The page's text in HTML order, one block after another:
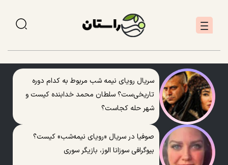
سریال رویای نیمه شب مربوط به کدام دوره
تاریخی‌ست؟ سلطان محمد خدابنده کیست و
شهر حله کجاست؟
صوفیا در سریال «رویای نیمه‌شب» کیست؟
بیوگرافی سوزانا الوز، بازیگر سوری